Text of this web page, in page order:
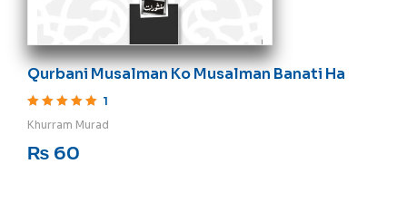
Qurbani Musalman Ko Musalman Banati Ha
1
Khurram Murad
₨ 60